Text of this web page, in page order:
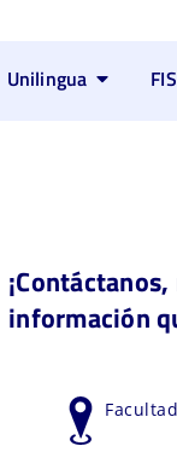
Unilingua
información